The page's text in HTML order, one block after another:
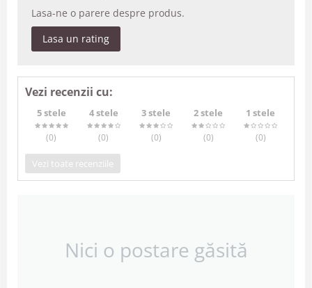
Lasa-ne o parere despre produs.
Lasa un rating
Vezi recenzii cu:
5 stele
(0)
4 stele
(0)
3 stele
(0)
2 stele
(0)
1 stele
(0)
Vezi toate recenziile
Nici o postare găsită